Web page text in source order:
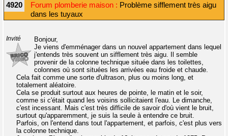
4920 Forum plomberie maison : Problème sifflement très aigu
dans les tuyaux
Invité
Bonjour,
Je viens d'emménager dans un nouvel appartement dans lequel
j'entends très souvent un sifflement très aigu. Il semble
provenir de la colonne technique située dans les toilettes,
colonnes où sont situées les arrivées eau froide et chaude.
Cela fait comme une sorte d'ultrason, plus ou moins long, et
totalement aléatoire.
Cela se produit surtout aux heures de pointe, le matin et le soir,
comme si c'était quand les voisins sollicitaient l'eau. Le dimanche,
c'est incessant. Mais c'est très difficile de savoir d'où vient le bruit,
surtout qu'apparemment, je suis la seule à entendre ce bruit.
Parfois, on l'entend dans tout l'appartement, et parfois, c'est plus vers
la colonne technique.